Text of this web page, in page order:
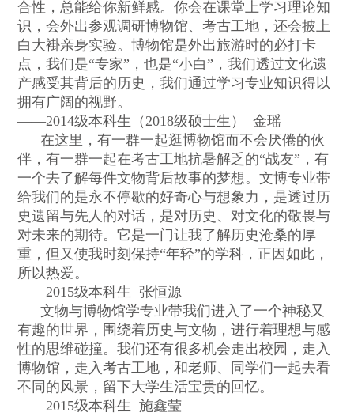
合性，总能给你新鲜感。你会在课堂上学习理论知
识，会外出参观调研博物馆、考古工地，还会披上
白大褂亲身实验。博物馆是外出旅游时的必打卡
点，我们是“专家” ，也是“小白” ，我们透过文化遗
产感受其背后的历史，我们通过学习专业知识得以
拥有广阔的视野。
——2014级本科生（2018级硕士生）
金瑶
在这里，有一群一起逛博物馆而不会厌倦的伙
伴，有一群一起在考古工地抗暑解乏的“战友” ，有
一个去了解每件文物背后故事的梦想。文博专业带
给我们的是永不停歇的好奇心与想象力，是透过历
史遗留与先人的对话，是对历史、对文化的敬畏与
对未来的期待。它是一门让我了解历史沧桑的厚
重，但又使我时刻保持“年轻”的学科，正因如此，
所以热爱。
——2015级本科生
张恒源
文物与博物馆学专业带我们进入了一个神秘又
有趣的世界，围绕着历史与文物，进行着理想与感
性的思维碰撞。我们还有很多机会走出校园，走入
博物馆，走入考古工地，和老师、同学们一起去看
不同的风景，留下大学生活宝贵的回忆。
——2015级本科生
施鑫莹